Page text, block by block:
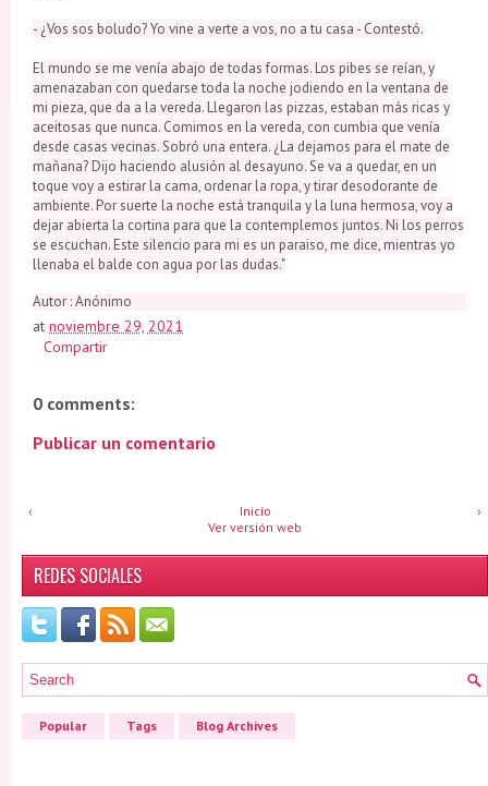
- ¿Vos sos boludo? Yo vine a verte a vos, no a tu casa - Contestó.
El mundo se me venía abajo de todas formas. Los pibes se reían, y
amenazaban con quedarse toda la noche jodiendo en la ventana de
mi pieza, que da a la vereda. Llegaron las pizzas, estaban más ricas y
aceitosas que nunca. Comimos en la vereda, con cumbia que venía
desde casas vecinas. Sobró una entera. ¿La dejamos para el mate de
mañana? Dijo haciendo alusión al desayuno. Se va a quedar, en un
toque voy a estirar la cama, ordenar la ropa, y tirar desodorante de
ambiente. Por suerte la noche está tranquila y la luna hermosa, voy a
dejar abierta la cortina para que la contemplemos juntos. Ni los perros
se escuchan. Este silencio para mi es un paraiso, me dice, mientras yo
llenaba el balde con agua por las dudas."
Autor : Anónimo
at noviembre 29, 2021
Compartir
0 comments:
Publicar un comentario
‹ ›
Inicio
Ver versión web
REDES SOCIALES
Popular Tags Blog Archives